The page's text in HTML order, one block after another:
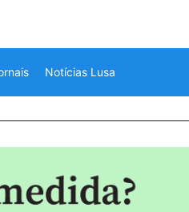
Notícias Lusa